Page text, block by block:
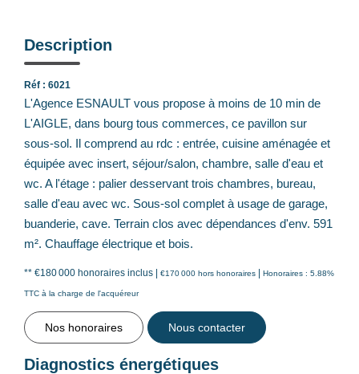
Description
Réf : 6021
L'Agence ESNAULT vous propose à moins de 10 min de
L'AIGLE, dans bourg tous commerces, ce pavillon sur
sous-sol. Il comprend au rdc : entrée, cuisine aménagée et
équipée avec insert, séjour/salon, chambre, salle d'eau et
wc. A l'étage : palier desservant trois chambres, bureau,
salle d'eau avec wc. Sous-sol complet à usage de garage,
buanderie, cave. Terrain clos avec dépendances d'env. 591
m². Chauffage électrique et bois.
** €180 000 honoraires inclus | €170 000 hors honoraires | Honoraires : 5.88%
TTC à la charge de l'acquéreur
Nos honoraires Nous contacter
Diagnostics énergétiques